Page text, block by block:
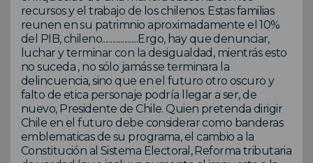
recursos y el trabajo de los chilenos. Estas familias
reunen en su patrimnio aproximadamente el 10%
del PIB, chileno.....................Ergo, hay que denunciar,
luchar y terminar con la desigualdad, mientrás esto
no suceda , no sólo jamás se terminara la
delincuencia, sino que en el futuro otro oscuro y
falto de etica personaje podría llegar a ser, de
nuevo, Presidente de Chile. Quien pretenda dirigir
Chile en el futuro debe considerar como banderas
emblematicas de su programa, el cambio a la
Constitución al Sistema Electoral, Reforma tributaria